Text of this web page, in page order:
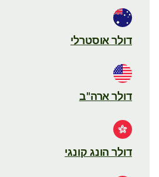
דולר אוסטרלי
דולר ארה"ב
דולר הונג קונגי